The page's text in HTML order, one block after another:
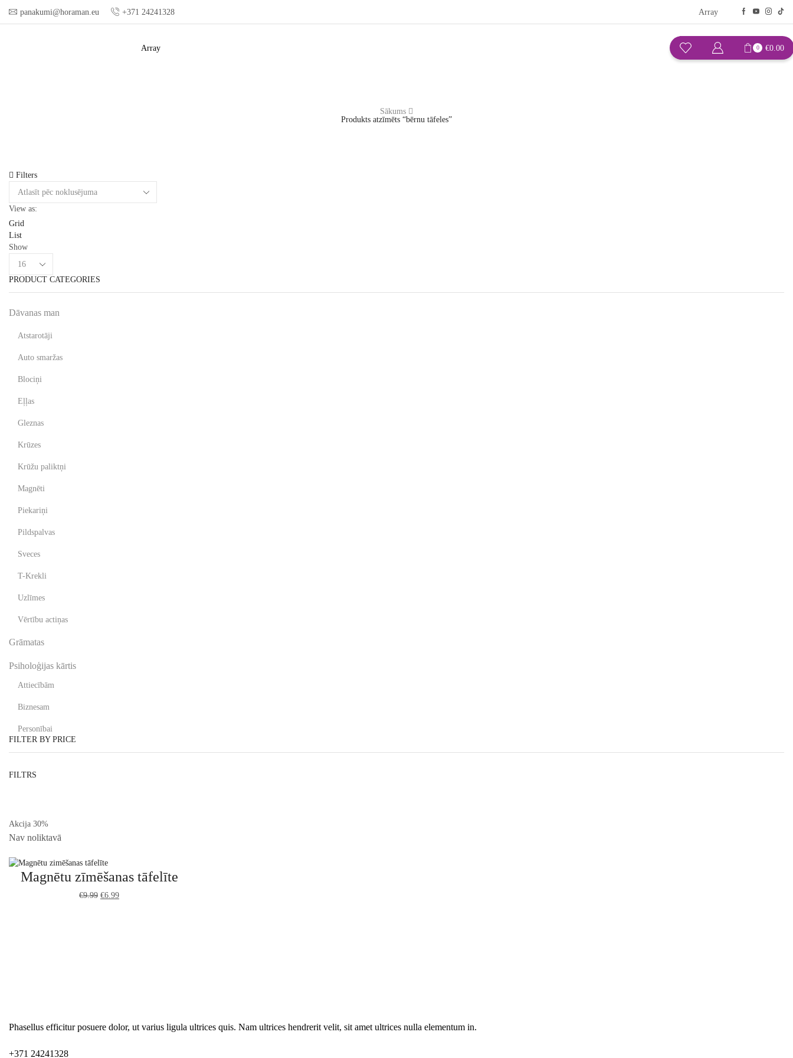
panakumi@horaman.eu +371 24241328 Array
Array 0 €0.00
Sākums
Produkts atzīmēts “bērnu tāfeles”
Filters
View as:
Grid
List
Show
PRODUCT CATEGORIES
Dāvanas man
Atstarotāji
Auto smaržas
Blociņi
Eļļas
Gleznas
Krūzes
Krūžu paliktņi
Magnēti
Piekariņi
Pildspalvas
Sveces
T-Krekli
Uzlīmes
Vērtību actiņas
Grāmatas
Psiholoģijas kārtis
Attiecībām
Biznesam
Personībai
FILTER BY PRICE
FILTRS
Akcija 30%
Nav noliktavā
Magnētu zīmēšanas tāfelīte
€9.99 Original
€6.99
Phasellus efficitur posuere dolor, ut varius ligula ultrices quis. Nam ultrices hendrerit velit, sit amet ultrices nulla elementum in.
+371 24241328